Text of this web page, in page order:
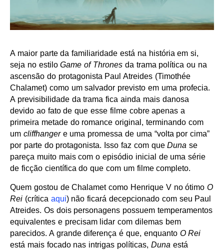
A maior parte da familiaridade está na história em si,
seja no estiloGame of Thrones da trama política ou na
ascensão do protagonista Paul Atreides (Timothée
Chalamet) como um salvador previsto em uma profecia.
A previsibilidade da trama fica ainda mais danosa
devido ao fato de que esse filme cobre apenas a
primeira metade do romance original, terminando com
um cliffhangere uma promessa de uma “volta por cima”
por parte do protagonista. Isso faz com queDuna se
pareça muito mais com o episódio inicial de uma série
de ficção científica do que com um filme completo.
Quem gostou de Chalamet como Henrique V no ótimoO
Rei (crítica aqui) não ficará decepcionado com seu Paul
Atreides. Os dois personagens possuem temperamentos
equivalentes e precisam lidar com dilemas bem
parecidos. A grande diferença é que, enquanto O Rei
está mais focado nas intrigas políticas, Duna está